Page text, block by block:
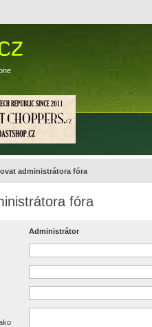
administrátora fóra
fóra
Administrátor